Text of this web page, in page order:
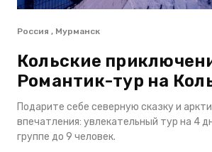
Россия , Мурманск
Кольские
Романтик-тур на
Подарите себе северную сказку и
впечатления: увлекательный тур на 4
группе до 9 человек.